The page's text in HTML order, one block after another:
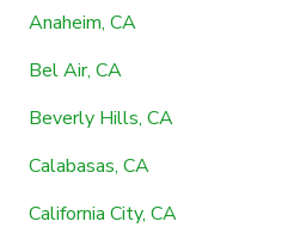
Anaheim, CA
Bel Air, CA
Beverly Hills, CA
Calabasas, CA
California City, CA